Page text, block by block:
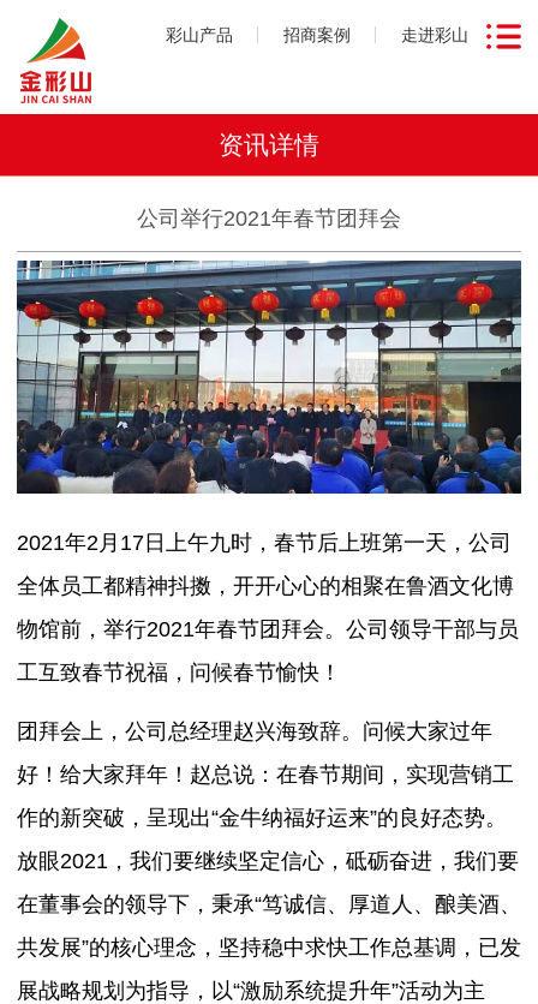
彩山产品 招商案例 走进彩山
资讯详情
公司举行2021年春节团拜会
2021年2月17日上午九时，春节后上班第一天，公司
全体员工都精神抖擞，开开心心的相聚在鲁酒文化博
物馆前，举行2021年春节团拜会。公司领导干部与员
工互致春节祝福，问候春节愉快！
团拜会上，公司总经理赵兴海致辞。问候大家过年
好！给大家拜年！赵总说：在春节期间，实现营销工
作的新突破，呈现出“金牛纳福好运来”的良好态势。
放眼2021，我们要继续坚定信心，砥砺奋进，我们要
在董事会的领导下，秉承“笃诚信、厚道人、酿美酒、
共发展”的核心理念，坚持稳中求快工作总基调，已发
展战略规划为指导，以“激励系统提升年”活动为主